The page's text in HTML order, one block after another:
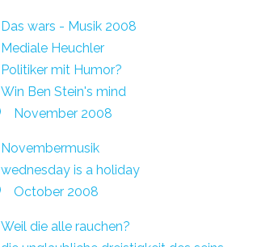
Das wars - Musik 2008
Mediale Heuchler
Politiker mit Humor?
Win Ben Stein's mind
November 2008
Novembermusik
wednesday is a holiday
October 2008
Weil die alle rauchen?